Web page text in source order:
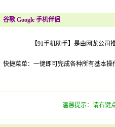
谷歌 Google 手机伴侣
【91手机助手】是由网龙公
快捷菜单：一键即可完成各种所有基本操
温馨提示：请右键